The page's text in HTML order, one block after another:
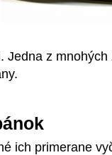
Jedna z
ich primerane